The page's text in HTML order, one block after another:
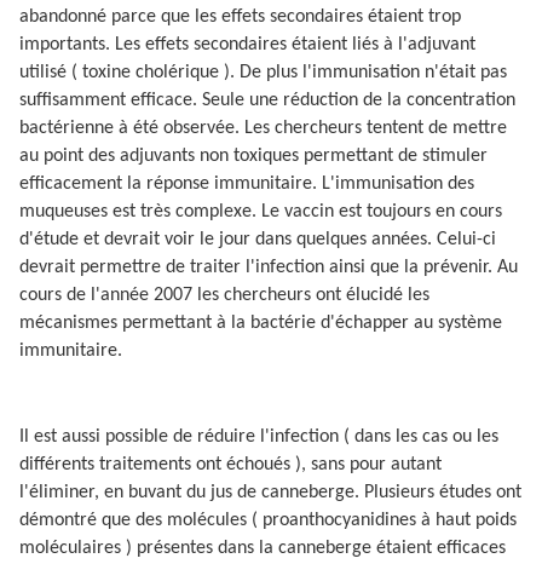
abandonné parce que les effets secondaires étaient trop
importants. Les effets secondaires étaient liés à l'adjuvant
utilisé ( toxine cholérique ). De plus l'immunisation n'était pas
suffisamment efficace. Seule une réduction de la concentration
bactérienne à été observée. Les chercheurs tentent de mettre
au point des adjuvants non toxiques permettant de stimuler
efficacement la réponse immunitaire. L'immunisation des
muqueuses est très complexe. Le vaccin est toujours en cours
d'étude et devrait voir le jour dans quelques années. Celui-ci
devrait permettre de traiter l'infection ainsi que la prévenir. Au
cours de l'année 2007 les chercheurs ont élucidé les
mécanismes permettant à la bactérie d'échapper au système
immunitaire.
Il est aussi possible de réduire l'infection ( dans les cas ou les
différents traitements ont échoués ), sans pour autant
l'éliminer, en buvant du jus de canneberge. Plusieurs études ont
démontré que des molécules ( proanthocyanidines à haut poids
moléculaires ) présentes dans la canneberge étaient efficaces